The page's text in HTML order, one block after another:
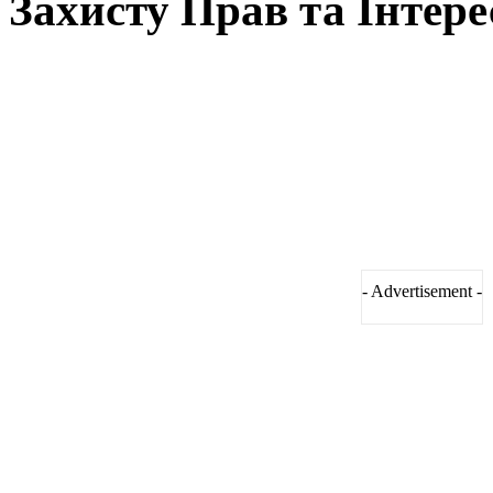
- Advertisement -